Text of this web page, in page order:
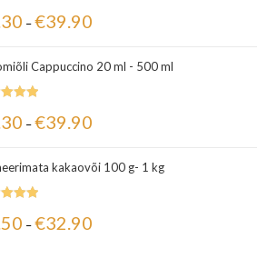
5 – €39.90
Cappuccino 20 ml - 500 ml
5 – €39.90
kakaovõi 100 g- 1 kg
5 – €32.90